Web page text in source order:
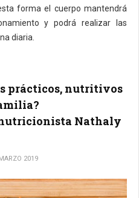
forma el cuerpo mantendrá
y podrá realizar las
diaria.
prácticos, nutritivos
Nathaly
2019